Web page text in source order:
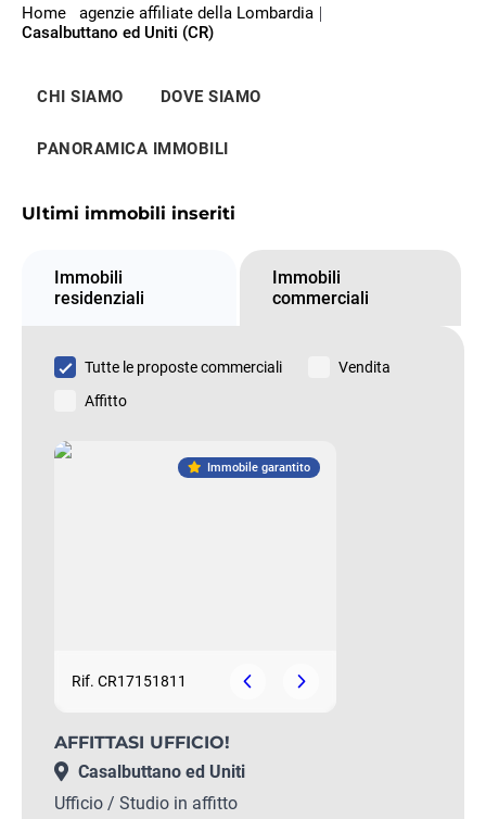
Home
agenzie affiliate della Lombardia
Casalbuttano ed Uniti (CR)
CHI SIAMO DOVE SIAMO
PANORAMICA IMMOBILI
Ultimi immobili inseriti
Immobili
residenziali
Immobili
commerciali
Tutte le proposte commerciali
Vendita
Affitto
Immobile garantito
Rif. CR17151811
AFFITTASI UFFICIO!
Casalbuttano ed Uniti
Ufficio / Studio in affitto